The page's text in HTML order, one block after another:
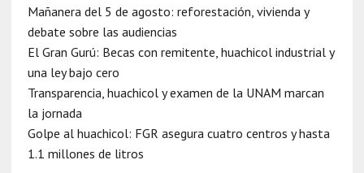
Mañanera del 5 de agosto: reforestación, vivienda y
debate sobre las audiencias
El Gran Gurú: Becas con remitente, huachicol industrial y
una ley bajo cero
Transparencia, huachicol y examen de la UNAM marcan
la jornada
Golpe al huachicol: FGR asegura cuatro centros y hasta
1.1 millones de litros